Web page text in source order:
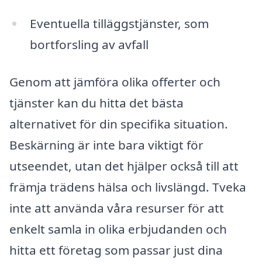
Eventuella tilläggstjänster, som
bortforsling av avfall
Genom att jämföra olika offerter och
tjänster kan du hitta det bästa
alternativet för din specifika situation.
Beskärning är inte bara viktigt för
utseendet, utan det hjälper också till att
främja trädens hälsa och livslängd. Tveka
inte att använda våra resurser för att
enkelt samla in olika erbjudanden och
hitta ett företag som passar just dina